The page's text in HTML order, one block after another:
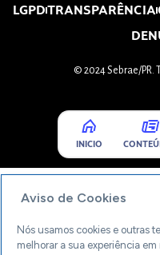
LGPDTRANSPARÊNCIA
© 2024 Sebrae/PR.
INICIO
Aviso de Cookies
Nós usamos cookies e outras
melhorar a sua experiência